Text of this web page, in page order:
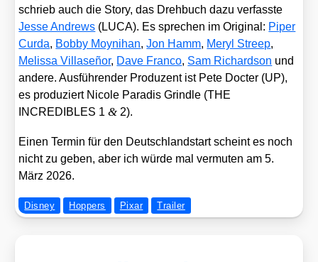
schrieb auch die Sto­ry, das Dreh­buch dazu ver­fass­te
Jes­se Andrews (LUCA). Es spre­chen im Ori­gi­nal: Piper
Cur­da, Bob­by Moy­ni­han,Jon Hamm, Meryl Streep,
Melis­sa Vil­la­se­ñor, Dave Fran­co, Sam Richard­son und
ande­re. Aus­füh­ren­der Pro­du­zent ist Pete Doc­ter (UP),
es pro­du­ziert Nico­le Para­dis Grind­le (THE
INCREDIBLES 1& 2).
Einen Ter­min für den Deutsch­land­start scheint es noch
nicht zu geben, aber ich wür­de mal ver­mu­ten am 5.
März 2026.
Disney Hoppers Pixar Trailer